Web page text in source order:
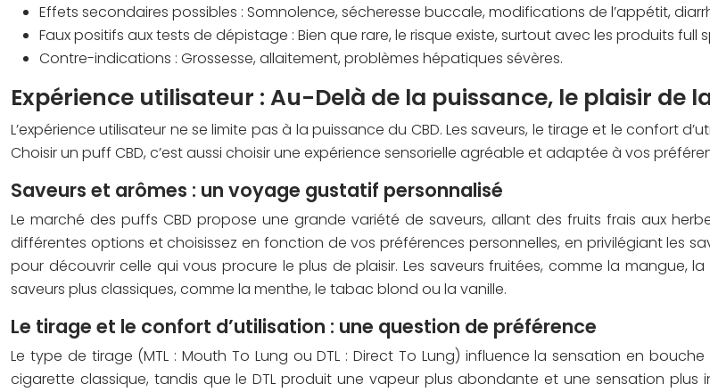
Effets secondaires possibles : Somnolence, sécheresse buccale, modifications de l’appétit,
Faux positifs aux tests de dépistage : Bien que rare, le risque existe, surtout avec les produits full
Contre-indications : Grossesse, allaitement, problèmes hépatiques sévères.
Expérience utilisateur : Au-Delà de la puissance, le plaisir de
L’expérience utilisateur ne se limite pas à la puissance du CBD. Les saveurs, le tirage et le confort
Choisir un puff CBD, c’est aussi choisir une expérience sensorielle agréable et adaptée à vos
Saveurs et arômes : un voyage gustatif personnalisé
Le marché des puffs CBD propose une grande variété de saveurs, allant des fruits frais aux
différentes options et choisissez en fonction de vos préférences personnelles, en privilégiant les
pour découvrir celle qui vous procure le plus de plaisir. Les saveurs fruitées, comme la mangue,
saveurs plus classiques, comme la menthe, le tabac blond ou la vanille.
Le tirage et le confort d’utilisation : une question de préférence
Le type de tirage (MTL : Mouth To Lung ou DTL : Direct To Lung) influence la sensation en
cigarette classique, tandis que le DTL produit une vapeur plus abondante et une sensation plus